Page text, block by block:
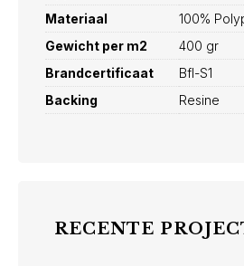
Materiaal
100%
Gewicht per m2
400 gr
Brandcertificaat
Bfl-S1
Backing
Resine
RECENTE